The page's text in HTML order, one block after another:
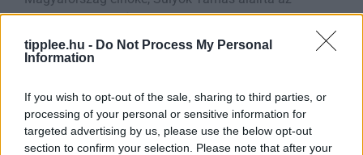
tipplee.hu - Do Not Process My Personal
Information
If you wish to opt-out of the sale, sharing to third parties, or
processing of your personal or sensitive information for
targeted advertising by us, please use the below opt-out
section to confirm your selection. Please note that after your
alkotmánymódosítást, amely azonnal megszünteti
hivatali idejét – ez fordulópontot jelent a magyar
demokrácia történetében. A döntés a Tisza Párt